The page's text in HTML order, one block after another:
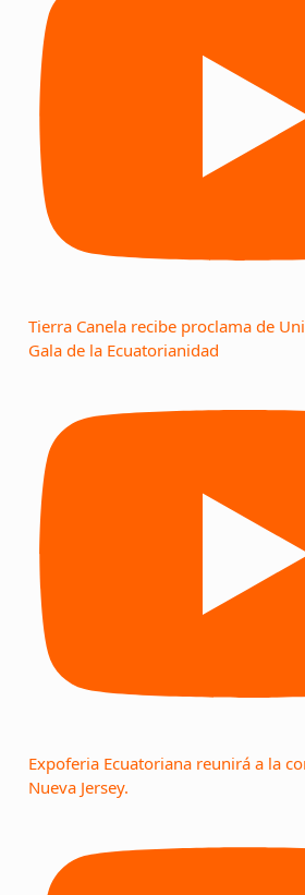
Tierra Canela recibe proclama de
Gala de la Ecuatorianidad
Expoferia Ecuatoriana reunirá a la
Nueva Jersey.